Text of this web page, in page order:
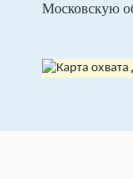
Московскую